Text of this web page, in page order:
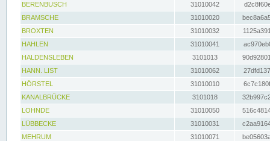
BERENBUSCH
31010042
BRAMSCHE
31010020
BROXTEN
31010032
HAHLEN
31010041
HALDENSLEBEN
3101013
HANN. LIST
31010062
HÖRSTEL
31010010
KANALBRÜCKE
3101018
LOHNDE
31010050
LÜBBECKE
31010031
MEHRUM
31010071